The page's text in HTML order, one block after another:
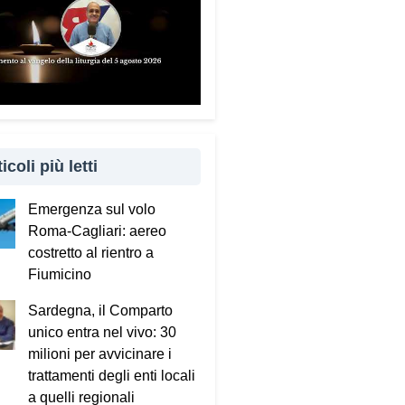
più letti
Emergenza sul volo
Roma-Cagliari: aereo
costretto al rientro a
Fiumicino
Sardegna, il Comparto
unico entra nel vivo: 30
milioni per avvicinare i
trattamenti degli enti locali
a quelli regionali